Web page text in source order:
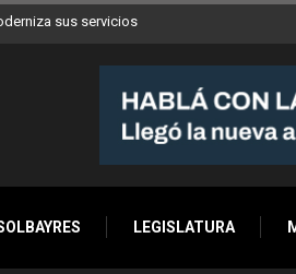
y ya son 90 en toda
LEGISLATURA